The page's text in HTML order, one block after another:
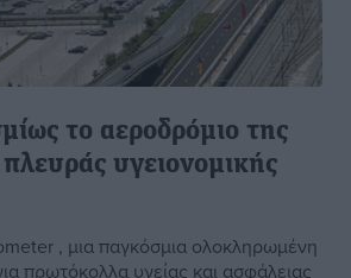
το αεροδρόμιο της
υγειονομικής
, μια παγκόσμια ολοκληρωμένη
πρωτόκολλα υγείας και ασφάλειας